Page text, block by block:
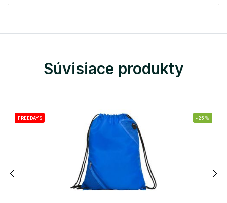
Súvisiace produkty
FREEDAYS -25%